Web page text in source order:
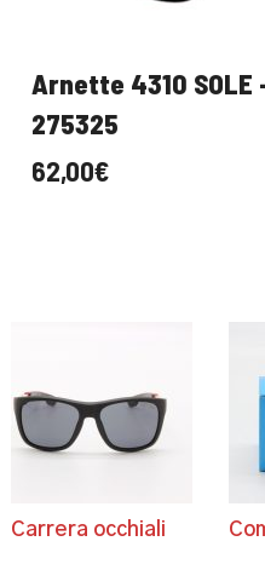
Arnette 4310 SOLE
275325
62,00€
Carrera occhiali